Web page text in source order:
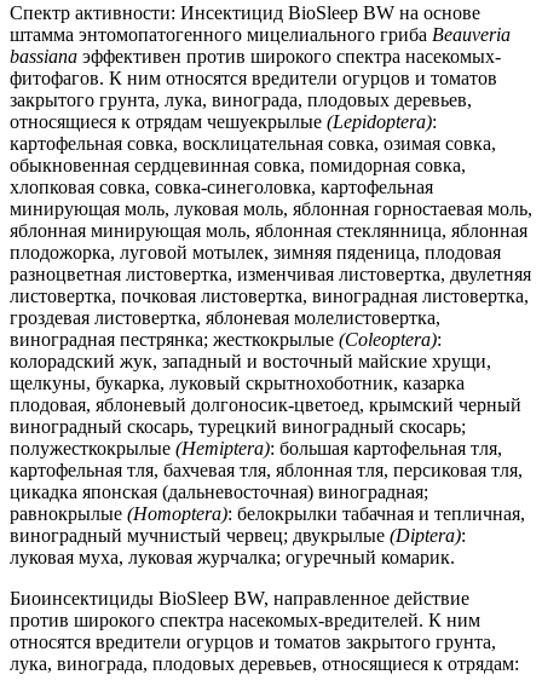
Спектр активности: Инсектицид BioSleep BW на основе
штамма энтомопатогенного мицелиального гриба Beauveria
bassiana эффективен против широкого спектра насекомых-
фитофагов. К ним относятся вредители огурцов и томатов
закрытого грунта, лука, винограда, плодовых деревьев,
относящиеся к отрядам чешуекрылые (Lepidoptera):
картофельная совка, восклицательная совка, озимая совка,
обыкновенная сердцевинная совка, помидорная совка,
хлопковая совка, совка-синеголовка, картофельная
минирующая моль, луковая моль, яблонная горностаевая моль,
яблонная минирующая моль, яблонная стеклянница, яблонная
плодожорка, луговой мотылек, зимняя пяденица, плодовая
разноцветная листовертка, изменчивая листовертка, двулетняя
листовертка, почковая листовертка, виноградная листовертка,
гроздевая листовертка, яблоневая молелистовертка,
виноградная пестрянка; жесткокрылые (Coleoptera):
колорадский жук, западный и восточный майские хрущи,
щелкуны, букарка, луковый скрытнохоботник, казарка
плодовая, яблоневый долгоносик-цветоед, крымский черный
виноградный скосарь, турецкий виноградный скосарь;
полужесткокрылые (Hemiptera): большая картофельная тля,
картофельная тля, бахчевая тля, яблонная тля, персиковая тля,
цикадка японская (дальневосточная) виноградная;
равнокрылые (Homoptera): белокрылки табачная и тепличная,
виноградный мучнистый червец; двукрылые (Diptera):
луковая муха, луковая журчалка; огуречный комарик.
Биоинсектициды BioSleep BW, направленное действие
против широкого спектра насекомых-вредителей. К ним
относятся вредители огурцов и томатов закрытого грунта,
лука, винограда, плодовых деревьев, относящиеся к отрядам: